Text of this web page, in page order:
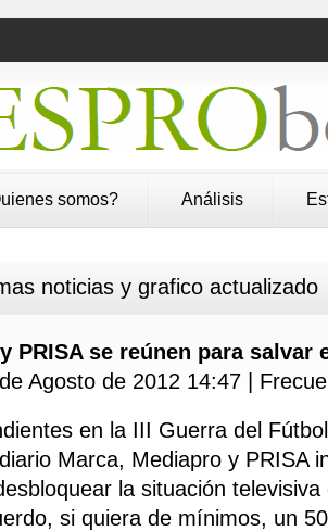
somos? Análisis
noticias y grafico actualizado
PRISA se reúnen para salvar
Agosto de 2012 14:47 |
en la III Guerra del
Marca, Mediapro y PRISA
la situación
si quiera de mínimos, un